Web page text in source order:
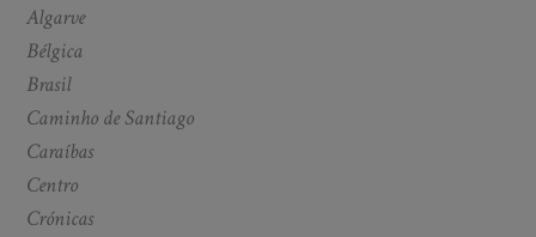
Algarve
Bélgica
Brasil
Caminho de Santiago
Caraíbas
Centro
Crónicas